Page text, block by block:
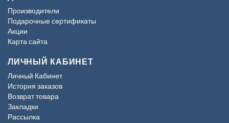
Производители
Подарочные сертификаты
Акции
Карта сайта
ЛИЧНЫЙ КАБИНЕТ
Личный Кабинет
История заказов
Возврат товара
Закладки
Рассылка